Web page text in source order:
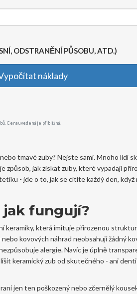
ODSTRANĚNÍ PŮSOBU, ATD.)
náklady
Cena uvedená je přibližná.
tmavé zuby? Nejste sami. Mnoho lidí
způsob, jak získat zuby, které vypadají
- jde o to, jak se cítíte každý den,
jak fungují?
keramiky, která imituje přirozenou
kovových náhrad neobsahují žádný
alergie. Navíc je úplně
keramický zub od skutečného - ani
jen ten poškozený nebo zčernělý